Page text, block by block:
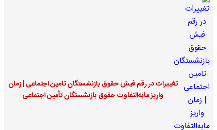
تغییرات در رقم فیش حقوق بازنشستگان تامین اجتماعی | زمان
واریز مابه‌التفاوت حقوق بازنشستگان تأمین اجتماعی